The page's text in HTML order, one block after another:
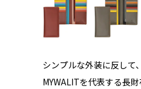
シンプルな外装に反して
MYWALITを代表する長財